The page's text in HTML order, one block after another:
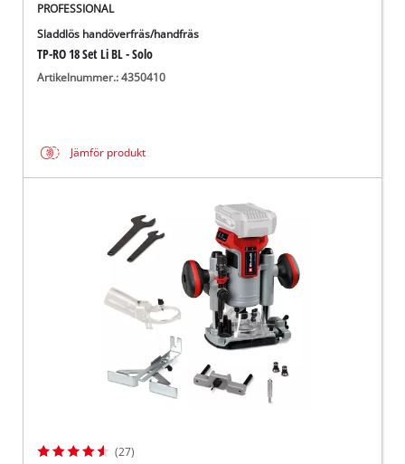
PROFESSIONAL
Sladdlös handöverfräs/handfräs
TP-RO 18 Set Li BL - Solo
Artikelnummer.: 4350410
Jämför produkt
(27)